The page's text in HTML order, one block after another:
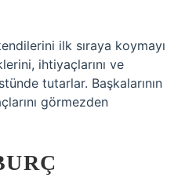
ilk sıraya koymayı
ihtiyaçlarını ve
tutarlar. Başkalarının
görmezden